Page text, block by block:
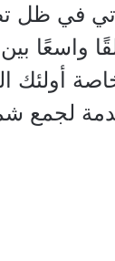
في ظل
واسعًا
أولئك
لجمع